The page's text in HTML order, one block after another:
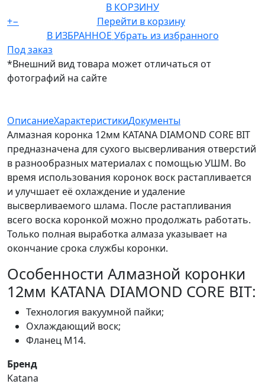
В КОРЗИНУ
+−
Перейти в корзину
В ИЗБРАННОЕ Убрать из избранного
Под заказ
*Внешний вид товара может отличаться от
фотографий на сайте
ОписаниеХарактеристикиДокументы
Алмазная коронка 12мм KATANA DIAMOND CORE BIT
предназначена для сухого высверливания отверстий
в разнообразных материалах с помощью УШМ. Во
время использования коронок воск растапливается
и улучшает её охлаждение и удаление
высверливаемого шлама. После растапливания
всего воска коронкой можно продолжать работать.
Только полная выработка алмаза указывает на
окончание срока службы коронки.
Особенности Алмазной коронки
12мм KATANA DIAMOND CORE BIT:
Технология вакуумной пайки;
Охлаждающий воск;
Фланец M14.
Бренд
Katana